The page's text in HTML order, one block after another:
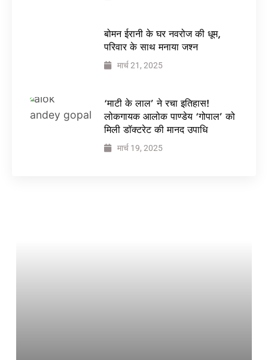
बोमन ईरानी के घर नवरोज की धूम,
परिवार के साथ मनाया जश्न
मार्च 21, 2025
‘माटी के लाल’ ने रचा इतिहास!
लोकगायक आलोक पाण्डेय ‘गोपाल’ को
मिली डॉक्टरेट की मानद उपाधि
मार्च 19, 2025